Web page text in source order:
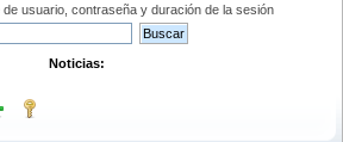
usuario, contraseña y duración de la sesión
Noticias: